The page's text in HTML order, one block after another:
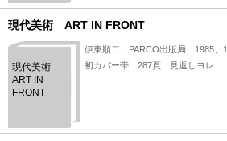
ス シリー
ズ＞
現代美術 ART IN FRONT
現代美術
ART IN
FRONT
伊東順二、PARCO出版局、1985、1
初カバー帯 287頁 見返しヨレ